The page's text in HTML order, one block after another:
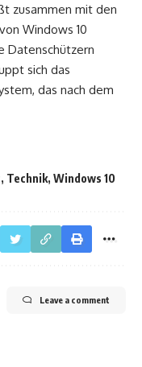
zusammen mit den
Windows 10
Datenschützern
sich das
das nach dem
, Technik, Windows 10
Leave a comment